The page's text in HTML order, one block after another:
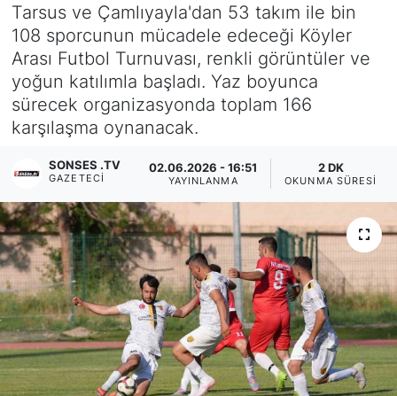
Tarsus ve Çamlıyayla'dan 53 takım ile bin
108 sporcunun mücadele edeceği Köyler
Arası Futbol Turnuvası, renkli görüntüler ve
yoğun katılımla başladı. Yaz boyunca
sürecek organizasyonda toplam 166
karşılaşma oynanacak.
SONSES .TV
GAZETECI
02.06.2026 - 16:51
YAYINLANMA
2 DK
OKUNMA SÜRESI
DÜNYA
KÜLTÜR - SANAT
MAGAZİN
SAĞLIK
Siyaset
YEREL HABER
Haberde insan
Tanıtım
Süper Lig Puan Durumu ve Fikstür
Tüm Manşetler
Son Dakika Haberleri
Haber Arşivi